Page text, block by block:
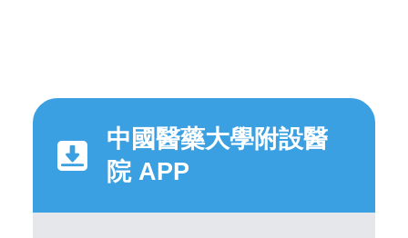
中國醫藥大學附設醫
院 APP